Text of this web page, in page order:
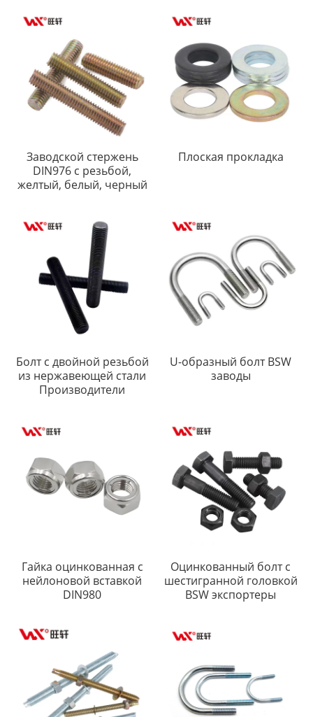
Заводской стержень
DIN976 с резьбой,
желтый, белый, черный
Плоская прокладка
Болт с двойной резьбой
из нержавеющей стали
Производители
U-образный болт BSW
заводы
Гайка оцинкованная с
нейлоновой вставкой
DIN980
Оцинкованный болт с
шестигранной головкой
BSW экспортеры